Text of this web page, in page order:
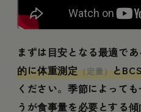
まずは目安となる最適であ
的に体重測定（定量）と
ください。季節によって
うが食事量を必要とする